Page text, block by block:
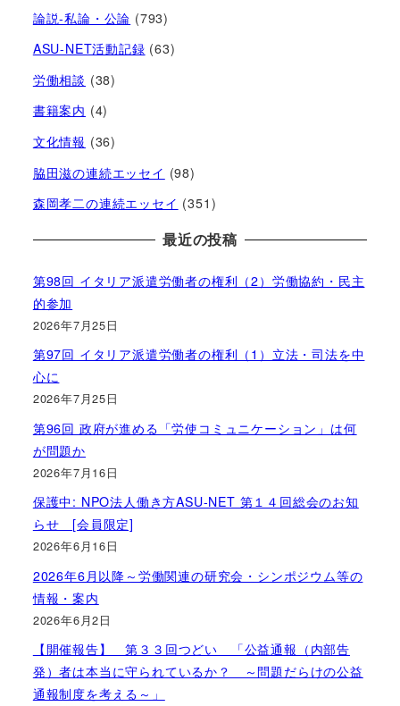
論説-私論・公論 (793)
ASU-NET活動記録 (63)
労働相談 (38)
書籍案内 (4)
文化情報 (36)
脇田滋の連続エッセイ (98)
森岡孝二の連続エッセイ (351)
最近の投稿
第98回 イタリア派遣労働者の権利（2）労働協約・民主
的参加
2026年7月25日
第97回 イタリア派遣労働者の権利（1）立法・司法を中
心に
2026年7月25日
第96回 政府が進める「労使コミュニケーション」は何
が問題か
2026年7月16日
保護中: NPO法人働き方ASU-NET 第１４回総会のお知
らせ [会員限定]
2026年6月16日
2026年6月以降～労働関連の研究会・シンポジウム等の
情報・案内
2026年6月2日
【開催報告】 第３３回つどい 「公益通報（内部告
発）者は本当に守られているか？ ～問題だらけの公益
通報制度を考える～」